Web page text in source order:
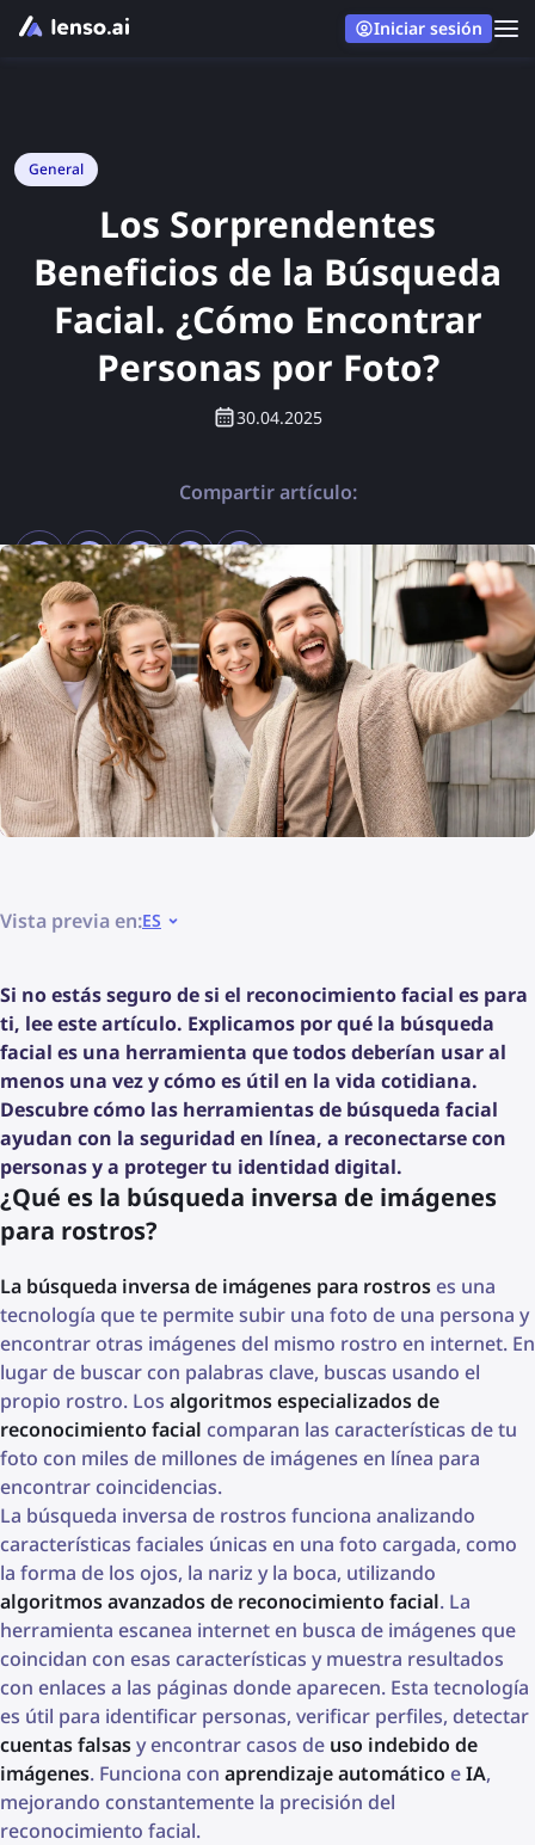
Iniciar sesión
General
Los Sorprendentes
Beneficios de la Búsqueda
Facial. ¿Cómo Encontrar
Personas por Foto?
30.04.2025
Compartir artículo:
Vista previa en:ES
Si no estás seguro de si el reconocimiento facial es para
ti, lee este artículo. Explicamos por qué la búsqueda
facial es una herramienta que todos deberían usar al
menos una vez y cómo es útil en la vida cotidiana.
Descubre cómo las herramientas de búsqueda facial
ayudan con la seguridad en línea, a reconectarse con
personas y a proteger tu identidad digital.
¿Qué es la búsqueda inversa de imágenes
para rostros?
La búsqueda inversa de imágenes para rostroses una
tecnología que te permite subir una foto de una persona y
encontrar otras imágenes del mismo rostro en internet. En
lugar de buscar con palabras clave, buscas usando el
propio rostro. Los algoritmos especializados de
reconocimiento facial comparan las características de tu
foto con miles de millones de imágenes en línea para
encontrar coincidencias.
La búsqueda inversa de rostros funciona analizando
características faciales únicas en una foto cargada, como
la forma de los ojos, la nariz y la boca, utilizando
algoritmos avanzados de reconocimiento facial. La
herramienta escanea internet en busca de imágenes que
coincidan con esas características y muestra resultados
con enlaces a las páginas donde aparecen. Esta tecnología
es útil para identificar personas, verificar perfiles, detectar
cuentas falsasy encontrar casos de uso indebido de
imágenes. Funciona con aprendizaje automático eIA,
mejorando constantemente la precisión del
reconocimiento facial.